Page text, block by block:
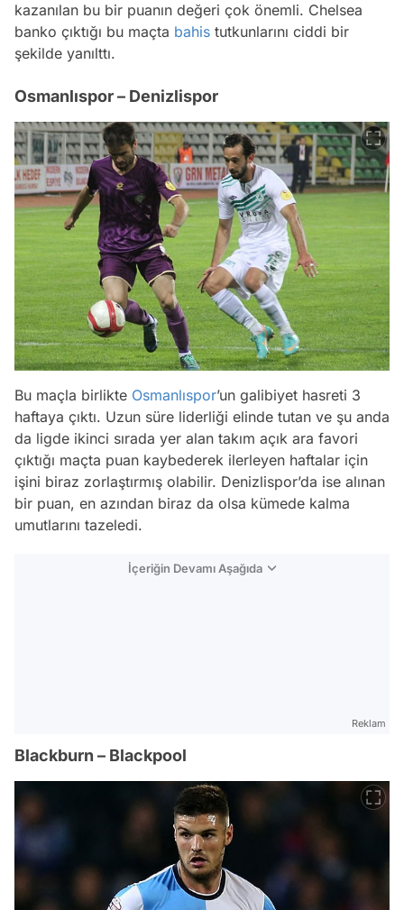
kazanılan bu bir puanın değeri çok önemli. Chelsea
banko çıktığı bu maçta bahis tutkunlarını ciddi bir
şekilde yanılttı.
Osmanlıspor – Denizlispor
Bu maçla birlikte Osmanlıspor’un galibiyet hasreti 3
haftaya çıktı. Uzun süre liderliği elinde tutan ve şu anda
da ligde ikinci sırada yer alan takım açık ara favori
çıktığı maçta puan kaybederek ilerleyen haftalar için
işini biraz zorlaştırmış olabilir. Denizlispor’da ise alınan
bir puan, en azından biraz da olsa kümede kalma
umutlarını tazeledi.
İçeriğin Devamı Aşağıda
Reklam
Blackburn – Blackpool